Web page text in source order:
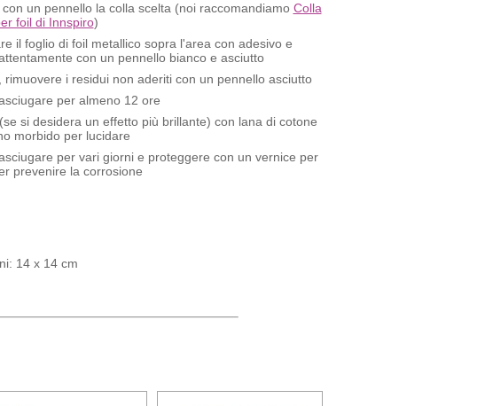
un pennello la colla scelta (noi raccomandiamo Colla
foil di Innspiro)
il foglio di foil metallico sopra l'area con adesivo e
con un pennello bianco e asciutto
rimuovere i residui non aderiti con un pennello asciutto
per almeno 12 ore
si desidera un effetto più brillante) con lana di cotone
morbido per lucidare
per vari giorni e proteggere con un vernice per
prevenire la corrosione
14 x 14 cm